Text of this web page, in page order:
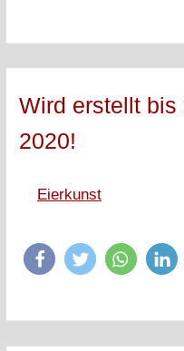
Wird erstellt bis
2020!
Eierkunst